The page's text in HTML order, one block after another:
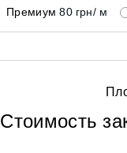
Премиум 80 грн/ м
Стоимость